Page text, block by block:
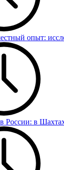
опыт:
России: в